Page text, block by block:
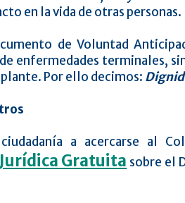
en la vida de otras personas.
de Voluntad
enfermedades terminales,
Por ello decimos:
a acercarse al
Gratuita sobre el